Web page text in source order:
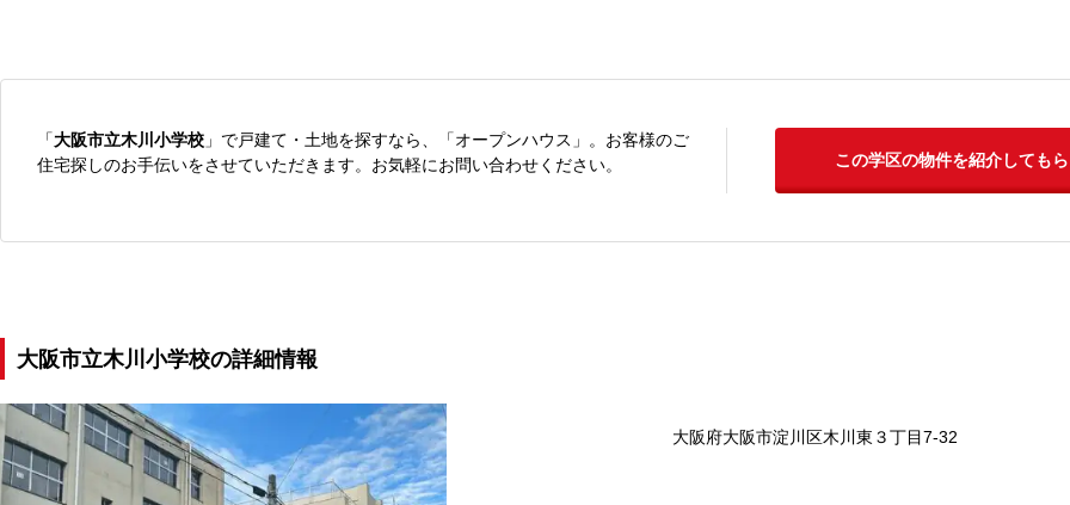
「大阪市立木川小学校 」で戸建て・土地を探すなら、「オープンハウス」。お客様のご
住宅探しのお手伝いをさせていただきます。お気軽にお問い合わせください。
この学区の物件を紹介してもら
大阪市立木川小学校の詳細情報
大阪府大阪市淀川区木川東３丁目7-32